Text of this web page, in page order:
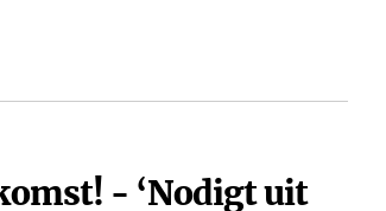
- ‘Nodigt uit